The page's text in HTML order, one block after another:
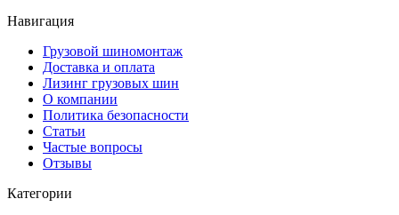
Навигация
Грузовой шиномонтаж
Доставка и оплата
Лизинг грузовых шин
О компании
Политика безопасности
Статьи
Частые вопросы
Отзывы
Категории